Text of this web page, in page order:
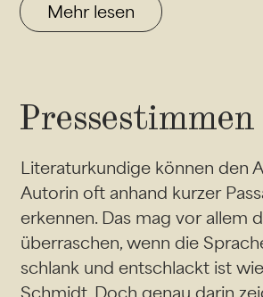
Mehr lesen
Pressestimmen
Literaturkundige können den
Autorin oft anhand kurzer
erkennen. Das mag vor allem
überraschen, wenn die
schlank und entschlackt ist
Schmidt. Doch genau darin